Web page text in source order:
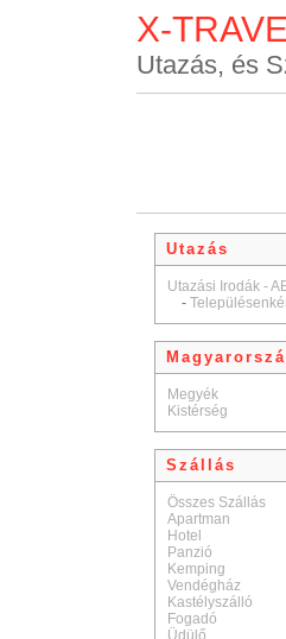
X-
Utazás, és
Utazás
Utazási Irodák -
-
Megyék
Kistérség
Szállás
Összes Szállás
Apartman
Hotel
Panzió
Kemping
Vendégház
Kastélyszálló
Fogadó
Üdülő